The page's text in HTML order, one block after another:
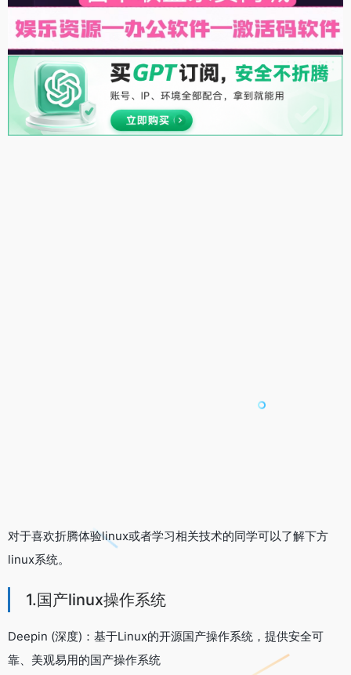
对于喜欢折腾体验linux或者学习相关技术的同学可以了解下方
linux系统。
1.国产linux操作系统
Deepin (深度)：基于Linux的开源国产操作系统，提供安全可
靠、美观易用的国产操作系统